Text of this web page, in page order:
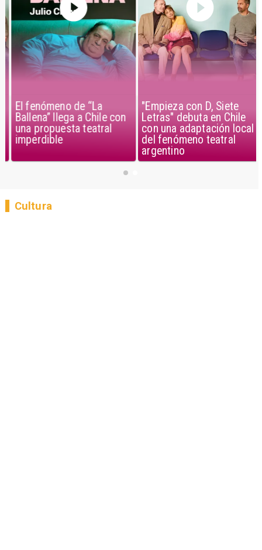
El fenómeno de “La
Ballena” llega a Chile con
una propuesta teatral
imperdible
"Empieza con D, Siete
Letras" debuta en Chile
con una adaptación local
del fenómeno teatral
argentino
Cultura